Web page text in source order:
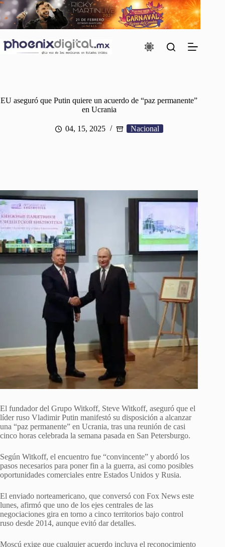
Saltar
al
contenido
EU aseguró que Putin quiere un acuerdo de “paz permanente”
en Ucrania
04, 15, 2025 Nacional
El fundador del Grupo Witkoff, Steve Witkoff, aseguró que el
líder ruso Vladimir Putin manifestó su disposición a alcanzar
una “paz permanente” en Ucrania, tras una reunión de casi
cinco horas celebrada la semana pasada en San Petersburgo.
Según Witkoff, el encuentro fue “convincente” y abordó los
pasos necesarios para poner fin a la guerra, asi como posibles
oportunidades comerciales entre Estados Unidos y Rusia.
El enviado norteamericano, que conversó con Fox News este
lunes, afirmó que uno de los ejes centrales de las
negociaciones gira en torno a cinco territorios bajo control
ruso desde 2014, aunque evitó dar detalles.
Moscú exige que cualquier acuerdo incluya el reconocimiento